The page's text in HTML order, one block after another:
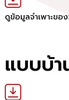
ดูข้อมูลจำเพาะขอ
แบบบ้า